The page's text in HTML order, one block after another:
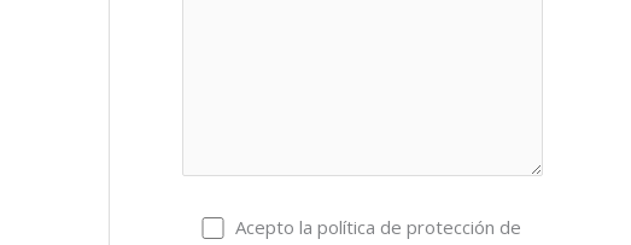
Acepto la política de protección de